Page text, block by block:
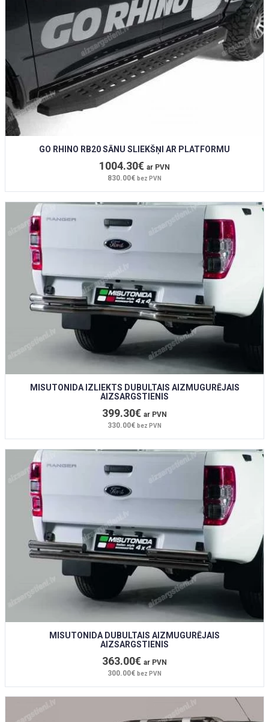
GO RHINO RB20 SĀNU SLIEKŠŅI AR PLATFORMU
1004.30€ ar PVN
830.00€ bez PVN
MISUTONIDA IZLIEKTS DUBULTAIS AIZMUGURĒJAIS
AIZSARGSTIENIS
399.30€ ar PVN
330.00€ bez PVN
MISUTONIDA DUBULTAIS AIZMUGURĒJAIS
AIZSARGSTIENIS
363.00€ ar PVN
300.00€ bez PVN